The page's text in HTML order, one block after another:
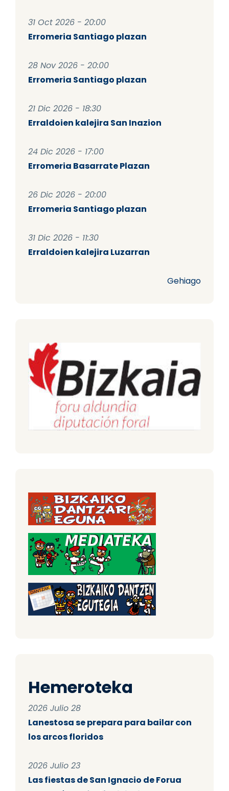
31 Oct 2026 - 20:00
Erromeria Santiago plazan
28 Nov 2026 - 20:00
Erromeria Santiago plazan
21 Dic 2026 - 18:30
Erraldoien kalejira San Inazion
24 Dic 2026 - 17:00
Erromeria Basarrate Plazan
26 Dic 2026 - 20:00
Erromeria Santiago plazan
31 Dic 2026 - 11:30
Erraldoien kalejira Luzarran
Gehiago
Hemeroteka
2026 Julio 28
Lanestosa se prepara para bailar con
los arcos floridos
2026 Julio 23
Las fiestas de San Ignacio de Forua